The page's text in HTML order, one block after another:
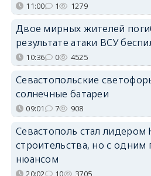
11:00 1 1279
Двое мирных жителей
результате атаки ВСУ
10:36 0 4525
Севастопольские
солнечные батареи
09:01 7 908
Севастополь стал
строительства, но с
нюансом
20:02 10 3705